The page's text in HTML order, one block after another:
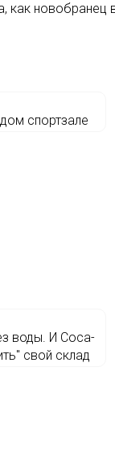
как
спортзале
воды. И Coca-
свой склад